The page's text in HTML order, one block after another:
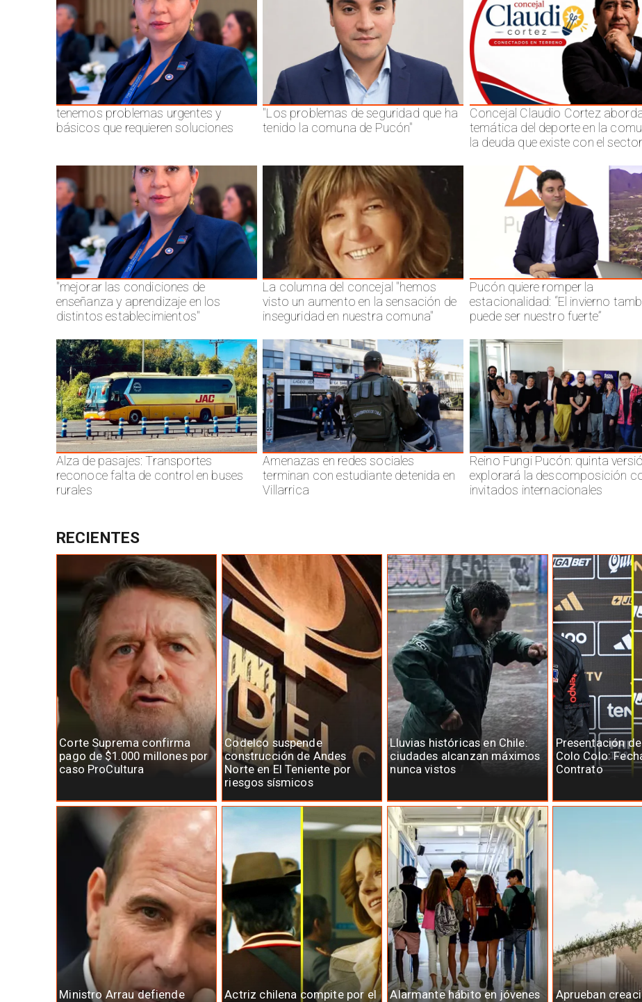
tenemos problemas urgentes y
básicos que requieren soluciones
"Los problemas de seguridad que ha
tenido la comuna de Pucón"
Concejal Claudio Cortez
temática del deporte en la
la deuda que existe con el
"mejorar las condiciones de
enseñanza y aprendizaje en los
distintos establecimientos"
La columna del concejal "hemos
visto un aumento en la sensación de
inseguridad en nuestra comuna"
Pucón quiere romper la
estacionalidad: “El invierno
puede ser nuestro fuerte”
Alza de pasajes: Transportes
reconoce falta de control en buses
rurales
Amenazas en redes sociales
terminan con estudiante detenida en
Villarrica
Reino Fungi Pucón: quinta
explorará la descomposición
invitados internacionales
Corte Suprema confirma
pago de $1.000 millones por
caso ProCultura
Codelco suspende
construcción de Andes
Norte en El Teniente por
riesgos sísmicos
Lluvias históricas en Chile:
ciudades alcanzan máximos
nunca vistos
Presentación
Colo Colo:
Contrato
Ministro Arrau defiende
Actriz chilena compite por el
Alarmante hábito en jóvenes
Aprueban
RECIENTES